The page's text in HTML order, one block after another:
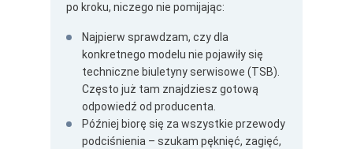
po kroku, niczego nie pomijając:
Najpierw sprawdzam, czy dla
konkretnego modelu nie pojawiły się
techniczne biuletyny serwisowe (TSB).
Często już tam znajdziesz gotową
odpowiedź od producenta.
Później biorę się za wszystkie przewody
podciśnienia – szukam pęknięć, zagięć,